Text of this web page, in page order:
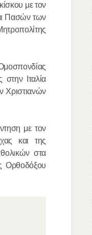
με τον
Πασών των
Ιταλία
Χριστιανών
με τον
και της
στα
Ορθοδόξου
Συναντήσεις
της Ομοσπονδίας
Ρωσίας
τηλεφωνική
των
των Ορθοδόξων
του ΤΕΕΣ